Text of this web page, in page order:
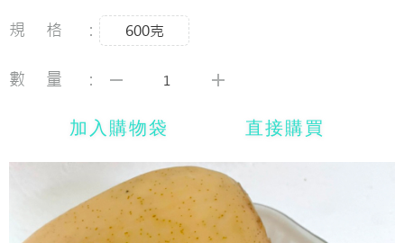
規格：
600克
數量：
加入購物袋 直接購買